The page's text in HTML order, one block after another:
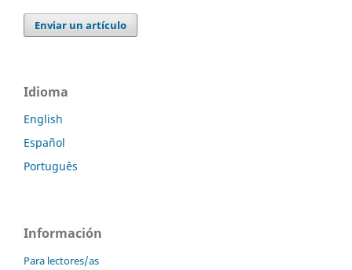
Enviar un artículo
Idioma
English
Español
Português
Información
Para lectores/as